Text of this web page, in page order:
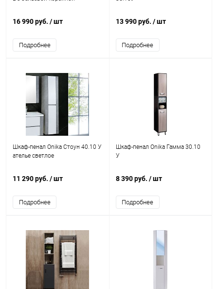
16 990 руб. / шт
Подробнее
13 990 руб. / шт
Подробнее
Шкаф-пенал Onika Стоун 40.10 У
ателье светлое
11 290 руб. / шт
Подробнее
Шкаф-пенал Onika Гамма 30.10
У
8 390 руб. / шт
Подробнее